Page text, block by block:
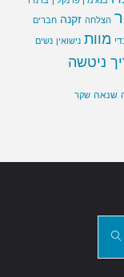
הצלחה זקנה חברים
מוות נישואין נשים
ניטשה
שנאה שקר
חפשו